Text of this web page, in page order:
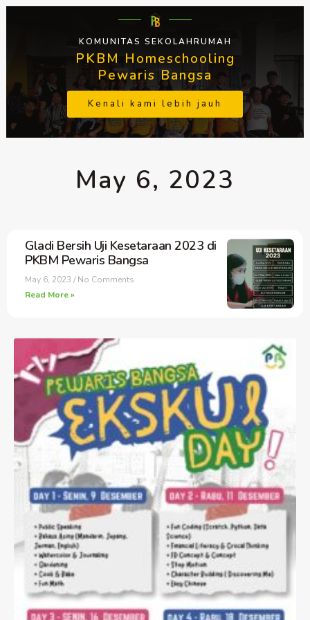
KOMUNITAS SEKOLAHRUMAH
PKBM Homeschooling
Pewaris Bangsa
Kenali kami lebih jauh
May 6, 2023
Gladi Bersih Uji Kesetaraan 2023 di
PKBM Pewaris Bangsa
May 6, 2023 No Comments
Read More »